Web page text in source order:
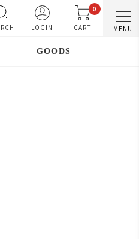
LOGIN
0
CART MENU
GOODS